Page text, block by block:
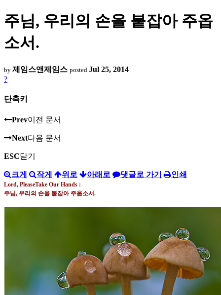
주님, 우리의 손을 붙잡아 주옵
소서.
by 제임스앤제임스 posted Jul 25, 2014
?
단축키
Prev이전 문서
Next다음 문서
ESC닫기
크게 작게 위로 아래로 댓글로 가기 인쇄
Lord, PleaseTake Our Hands :
주님, 우리의 손을 붙잡아 주옵소서.